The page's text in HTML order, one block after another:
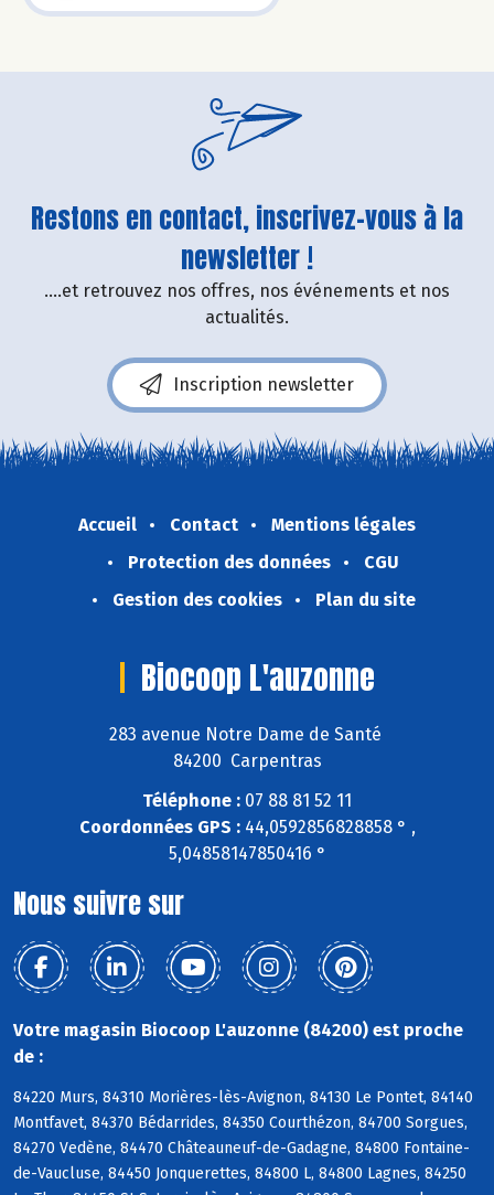
Restons en contact, inscrivez-vous à la
newsletter !
....et retrouvez nos offres, nos événements et nos
actualités.
Inscription newsletter
Accueil Contact
Mentions légales
Protection des données
CGU
Gestion des cookies
Plan du site
Biocoop L'auzonne
283 avenue Notre Dame de Santé
84200 Carpentras
Téléphone : 07 88 81 52 11
Coordonnées GPS :44,0592856828858 ° ,
5,04858147850416 °
Nous suivre sur
Votre magasin Biocoop L'auzonne (84200) est proche
de :
84220 Murs, 84310 Morières-lès-Avignon, 84130 Le Pontet, 84140
Montfavet, 84370 Bédarrides, 84350 Courthézon, 84700 Sorgues,
84270 Vedène, 84470 Châteauneuf-de-Gadagne, 84800 Fontaine-
de-Vaucluse, 84450 Jonquerettes, 84800 L, 84800 Lagnes, 84250